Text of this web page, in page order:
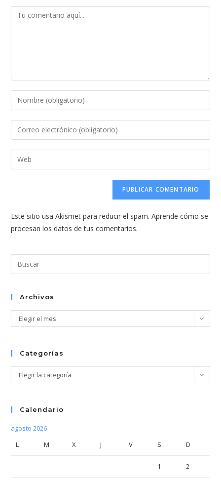
Comentario
Introduce
tu
nombre
de
usuario
Introduce
tu
dirección
de
comentar
Introduce
la
web
(opcional)
Este sitio usa Akismet para reducir el spam.Aprende cómo se
procesan los datos de tus comentarios.
el
Archivos
Archivos
Elegir el mes
Categorías
Categorías
Elegir la categoría
Calendario
agosto 2026
L
M X J V S D
1 2